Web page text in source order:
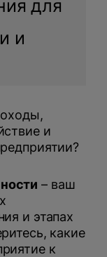
для
и
и
– ваш
и этапах
какие
к
обработку